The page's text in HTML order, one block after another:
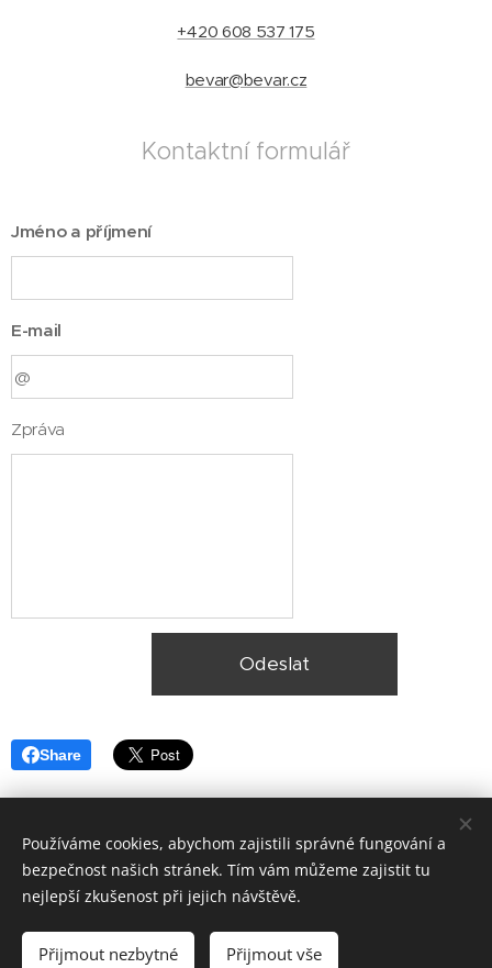
+420 608 537 175
bevar@bevar.cz
Kontaktní formulář
Jméno a příjmení
E-mail
Zpráva
Odeslat
Share
© 2025, Ekologická likvidace vozidel Plzeň,
Používáme cookies, abychom zajistili správné fungování a
bezpečnost našich stránek. Tím vám můžeme zajistit tu
nejlepší zkušenost při jejich návštěvě.
Přijmout nezbytné Přijmout vše